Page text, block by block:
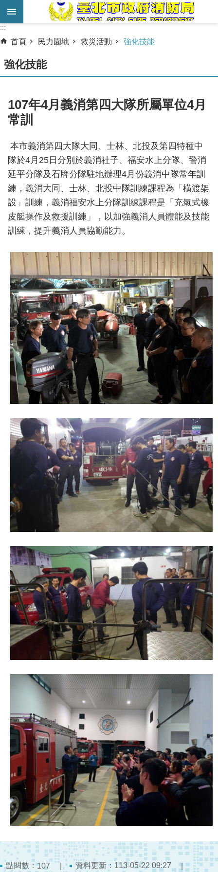
跳到主要內容區塊
進
搜
尋
業
務
服
機
關
簡
介
宣
導
教
下
載
專
區
民
力
園
地
政
府
資
訊
公
開
開
專
區
計
資
料
影
音
專
區
應
榮
譽
榜
聯
資
相
關
連
結
:::
:::
首頁
民力園地 救災活動 強化技能
強化技能
107年4月義消第四大隊所屬單位4月
常訓
本市義消第四大隊大同、士林、北投及第四特種中
隊於4月25日分別於義消社子、福安水上分隊、警消
延平分隊及石牌分隊駐地辦理4月份義消中隊常年訓
練，義消大同、士林、北投中隊訓練課程為「橫渡架
設」訓練，義消福安水上分隊訓練課程是「充氣式橡
皮艇操作及救援訓練」，以加強義消人員體能及技能
訓練，提升義消人員協勤能力。
點閱數：107
資料更新：113-05-22 09:27